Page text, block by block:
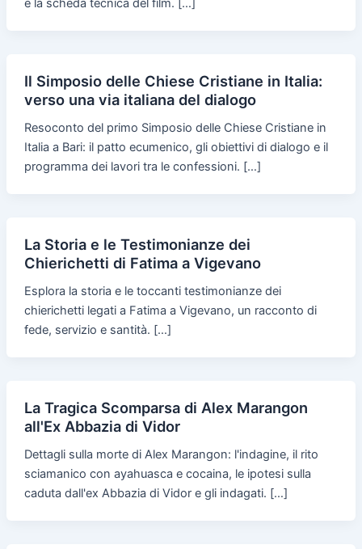
e la scheda tecnica del film. […]
Il Simposio delle Chiese Cristiane in Italia:
verso una via italiana del dialogo
Resoconto del primo Simposio delle Chiese Cristiane in
Italia a Bari: il patto ecumenico, gli obiettivi di dialogo e il
programma dei lavori tra le confessioni. […]
La Storia e le Testimonianze dei
Chierichetti di Fatima a Vigevano
Esplora la storia e le toccanti testimonianze dei
chierichetti legati a Fatima a Vigevano, un racconto di
fede, servizio e santità. […]
La Tragica Scomparsa di Alex Marangon
all'Ex Abbazia di Vidor
Dettagli sulla morte di Alex Marangon: l'indagine, il rito
sciamanico con ayahuasca e cocaina, le ipotesi sulla
caduta dall'ex Abbazia di Vidor e gli indagati. […]